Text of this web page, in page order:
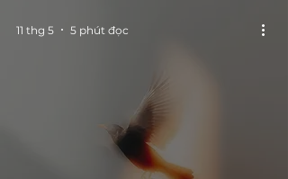
11 thg 5 5 phút đọc